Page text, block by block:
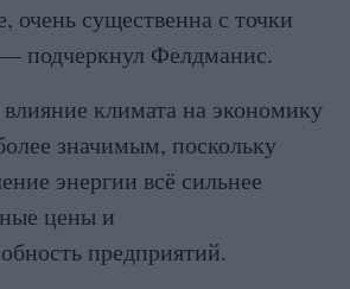
очень существенна с точки
— подчеркнул Фелдманис.
климата на экономику
значимым, поскольку
энергии всё сильнее
цены и
предприятий.